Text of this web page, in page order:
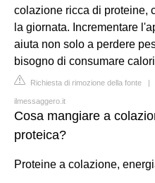
colazione ricca di proteine,
la giornata. Incrementare
aiuta non solo a perdere
bisogno di consumare
Richiesta di rimozione della fonte |
ilmessaggero.it
Cosa mangiare a
proteica?
Proteine a colazione,